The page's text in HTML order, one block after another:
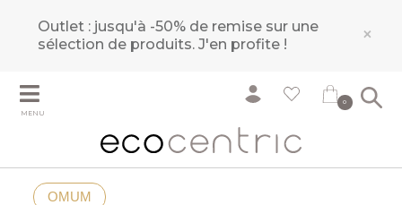
Outlet : jusqu'à -50% de remise sur une
sélection de produits.J'en profite ! ×
MENU
0
OMUM